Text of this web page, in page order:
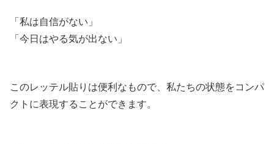
「私は自信がない」
「今日はやる気が出ない」
このレッテル貼りは便利なもので、私たちの状態をコンパ
クトに表現することができます。